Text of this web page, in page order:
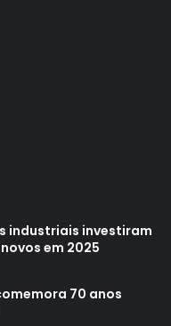
industriais investiram
em 2025
70 anos